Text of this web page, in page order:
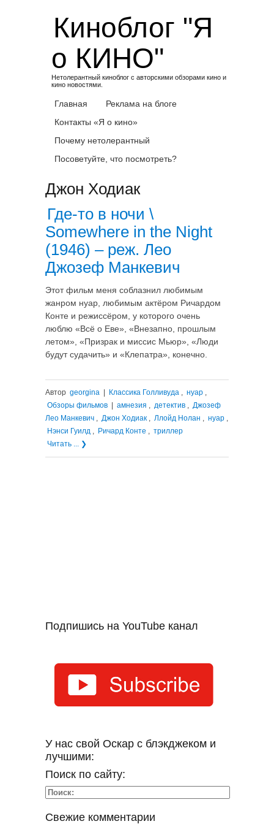
Киноблог "Я
о КИНО"
Нетолерантный киноблог с авторскими обзорами кино и
кино новостями.
Главная
Реклама на блоге
Контакты «Я о кино»
Почему нетолерантный
Посоветуйте, что посмотреть?
Джон Ходиак
Где-то в ночи \
Somewhere in the Night
(1946) – реж. Лео
Джозеф Манкевич
Этот фильм меня соблазнил любимым
жанром нуар, любимым актёром Ричардом
Конте и режиссёром, у которого очень
люблю «Всё о Еве», «Внезапно, прошлым
летом», «Призрак и миссис Мьюр», «Люди
будут судачить» и «Клепатра», конечно.
Автор georgina Классика Голливуда , нуар ,
Обзоры фильмов
амнезия , детектив , Джозеф
Лео Манкевич , Джон Ходиак , Ллойд Нолан , нуар ,
Нэнси Гуилд , Ричард Конте , триллер
Читать ... ❯
Подпишись на YouTube канал
У нас свой Оскар с блэкджеком и
лучшими:
Поиск по сайту:
Свежие комментарии